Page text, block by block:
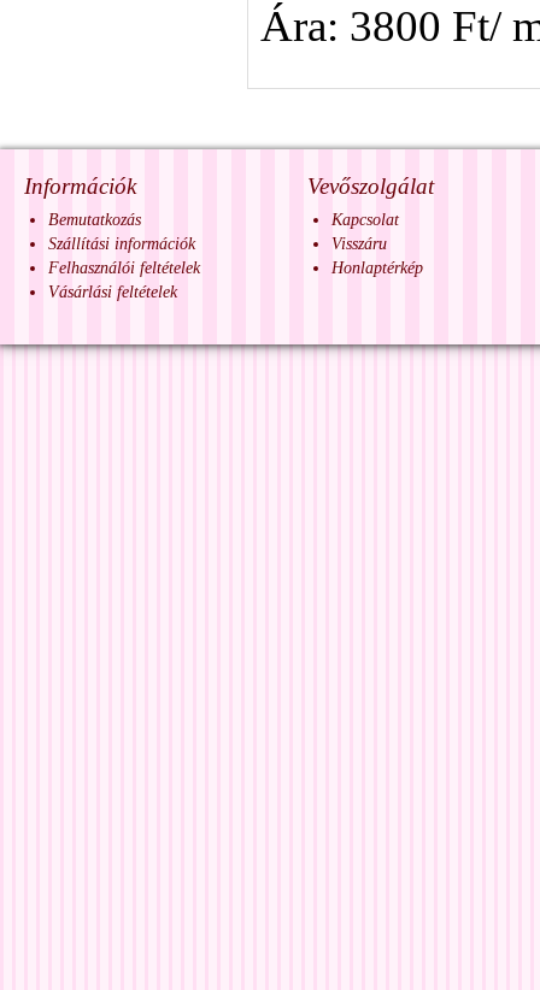
Ára: 3800 Ft/
Információk
Bemutatkozás
Szállítási információk
Felhasználói feltételek
Vásárlási feltételek
Vevőszolgálat
Kapcsolat
Visszáru
Honlaptérkép